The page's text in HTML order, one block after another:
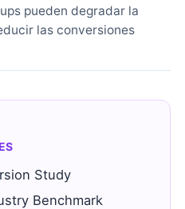
pueden degradar la
las conversiones
Study
Benchmark